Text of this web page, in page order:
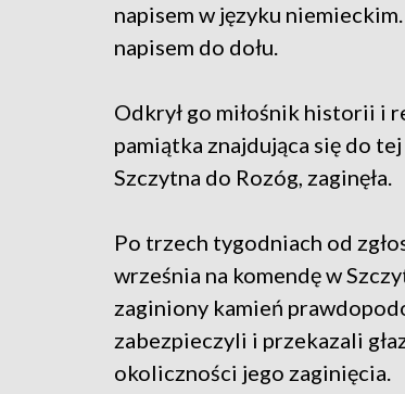
napisem w języku
napisem do dołu.
Odkrył go miłośnik historii i
pamiątka znajdująca się do
Szczytna do Rozóg, zaginęła.
Po trzech tygodniach od
września na komendę w
zaginiony kamień
zabezpieczyli i przekazali
okoliczności jego zaginięcia.